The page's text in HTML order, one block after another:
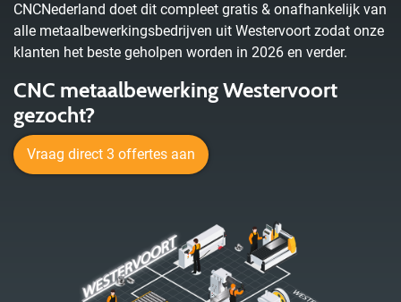
CNCNederland doet dit compleet gratis & onafhankelijk van
alle metaalbewerkingsbedrijven uit Westervoort zodat onze
klanten het beste geholpen worden in 2026 en verder.
CNC metaalbewerking Westervoort
gezocht?
Vraag direct 3 offertes aan